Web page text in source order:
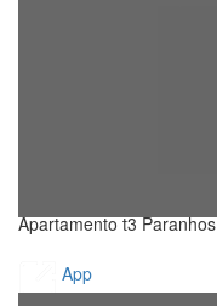
Apartamento t3 Paranhos
App